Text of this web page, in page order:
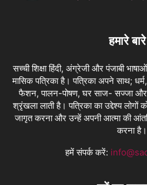
हमारे
सच्ची शिक्षा हिंदी, अंग्रेजी और पंजाबी
मासिक पत्रिका है। पत्रिका अपने साथ;
फैशन, पालन-पोषण, घर साज- सज्जा और
श्रृंखला लाती है। पत्रिका का उद्देश्य
जागृत करना और उन्हें अपनी आत्मा की
करना है।
हमें संपर्क करें: